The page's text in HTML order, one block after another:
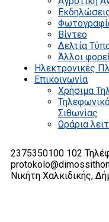
Βίντεο
Δελτία
Άλλοι
Ηλεκτρονικές
Επικοινωνία
Χρήσιμα
Σιθωνίας
Ωράρια
2375350100 102
Νικήτη Χαλκιδικής,